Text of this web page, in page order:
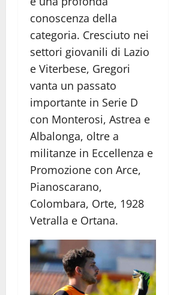
conoscenza della
categoria. Cresciuto nei
settori giovanili di Lazio
e Viterbese, Gregori
vanta un passato
importante in Serie D
con Monterosi, Astrea e
Albalonga, oltre a
militanze in Eccellenza e
Promozione con Arce,
Pianoscarano,
Colombara, Orte, 1928
Vetralla e Ortana.